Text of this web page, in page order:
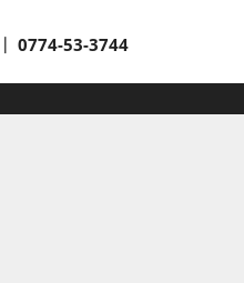
┃ 0774-53-3744